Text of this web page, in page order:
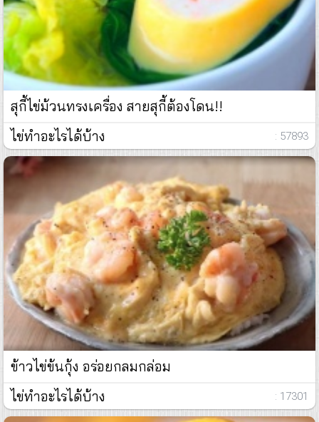
สุกี้ไข่ม้วนทรงเครื่อง สายสุกี้ต้องโดน!!
ไข่ทำอะไรได้บ้าง
: 57893
ข้าวไข่ข้นกุ้ง อร่อยกลมกล่อม
ไข่ทำอะไรได้บ้าง
: 17301